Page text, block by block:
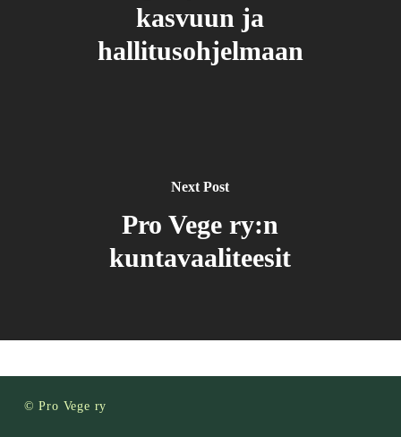
kasvuun ja
hallitusohjelmaan
Next Post
Pro Vege ry:n
kuntavaaliteesit
© Pro Vege ry